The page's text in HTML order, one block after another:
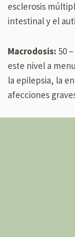
esclerosis
intestinal y el
Macrodosis: 50
este nivel a
la epilepsia, la
afecciones